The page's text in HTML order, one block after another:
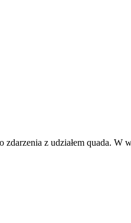
z udziałem quada.